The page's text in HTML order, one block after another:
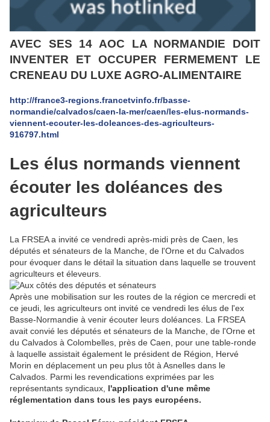
AVEC SES 14 AOC LA NORMANDIE DOIT
INVENTER ET OCCUPER FERMEMENT LE
CRENEAU DU LUXE AGRO-ALIMENTAIRE
http://france3-regions.francetvinfo.fr/basse-
normandie/calvados/caen-la-mer/caen/les-elus-normands-
viennent-ecouter-les-doleances-des-agriculteurs-
916797.html
Les élus normands viennent
écouter les doléances des
agriculteurs
La FRSEA a invité ce vendredi après-midi près de Caen, les
députés et sénateurs de la Manche, de l'Orne et du Calvados
pour évoquer dans le détail la situation dans laquelle se trouvent
agriculteurs et éleveurs.
Après une mobilisation sur les routes de la région ce mercredi et
ce jeudi, les agriculteurs ont invité ce vendredi les élus de l'ex
Basse-Normandie à venir écouter leurs doléances. La FRSEA
avait convié les députés et sénateurs de la Manche, de l'Orne et
du Calvados à Colombelles, près de Caen, pour une table-ronde
à laquelle assistait également le président de Région, Hervé
Morin en déplacement un peu plus tôt à Asnelles dans le
Calvados. Parmi les revendications exprimées par les
représentants syndicaux, l'application d'une même
réglementation dans tous les pays européens.